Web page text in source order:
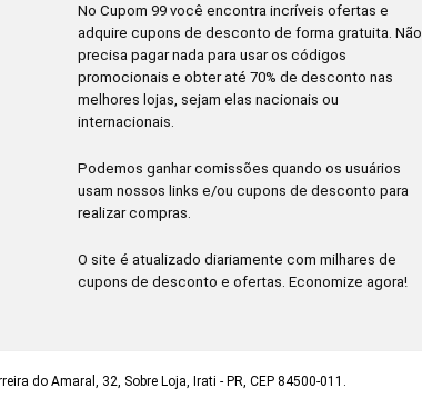
No Cupom 99 você encontra incríveis ofertas e
adquire cupons de desconto de forma gratuita. Não
precisa pagar nada para usar os códigos
promocionais e obter até 70% de desconto nas
melhores lojas, sejam elas nacionais ou
internacionais.
Podemos ganhar comissões quando os usuários
usam nossos links e/ou cupons de desconto para
realizar compras.
O site é atualizado diariamente com milhares de
cupons de desconto e ofertas. Economize agora!
do Amaral, 32, Sobre Loja, Irati - PR, CEP 84500-011.